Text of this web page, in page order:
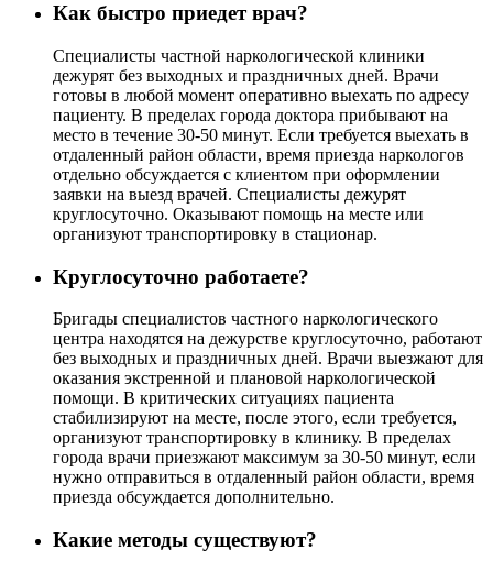
Как быстро приедет врач?
Специалисты частной наркологической клиники
дежурят без выходных и праздничных дней. Врачи
готовы в любой момент оперативно выехать по адресу
пациенту. В пределах города доктора прибывают на
место в течение 30-50 минут. Если требуется выехать в
отдаленный район области, время приезда наркологов
отдельно обсуждается с клиентом при оформлении
заявки на выезд врачей. Специалисты дежурят
круглосуточно. Оказывают помощь на месте или
организуют транспортировку в стационар.
Круглосуточно работаете?
Бригады специалистов частного наркологического
центра находятся на дежурстве круглосуточно, работают
без выходных и праздничных дней. Врачи выезжают для
оказания экстренной и плановой наркологической
помощи. В критических ситуациях пациента
стабилизируют на месте, после этого, если требуется,
организуют транспортировку в клинику. В пределах
города врачи приезжают максимум за 30-50 минут, если
нужно отправиться в отдаленный район области, время
приезда обсуждается дополнительно.
Какие методы существуют?